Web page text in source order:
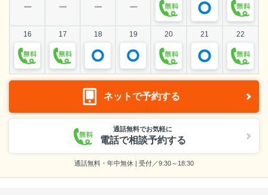
ー ー ー ー
16 17 18 19 20 21 22
ネットで予約する
通話無料でお気軽に
電話で相談予約する
通話無料・年中無休 | 受付／9:30～18:30